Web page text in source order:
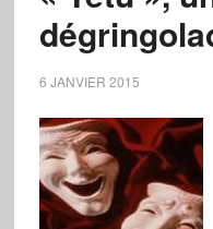
6 JANVIER 2015